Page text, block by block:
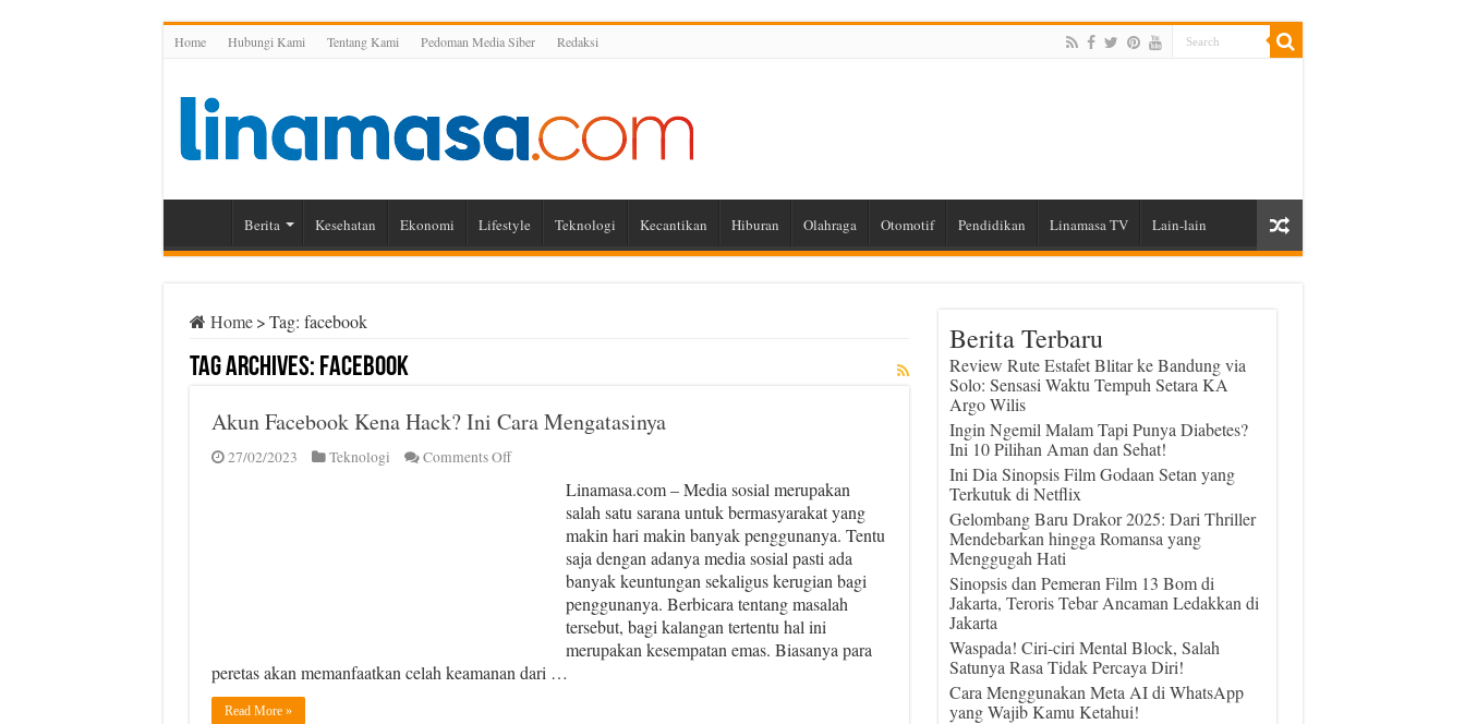
Home Hubungi Kami Tentang Kami Pedoman Media Siber Redaksi
Berita Kesehatan Ekonomi Lifestyle Teknologi Kecantikan Hiburan Olahraga Otomotif Pendidikan Linamasa TV Lain-lain
Home >Tag: facebook
Tag Archives: facebook
Akun Facebook Kena Hack? Ini Cara Mengatasinya
27/02/2023 Teknologi Comments Offon
Facebook
Mengatasinya
Linamasa.com – Media sosial merupakan
salah satu sarana untuk bermasyarakat yang
makin hari makin banyak penggunanya. Tentu
saja dengan adanya media sosial pasti ada
banyak keuntungan sekaligus kerugian bagi
penggunanya. Berbicara tentang masalah
tersebut, bagi kalangan tertentu hal ini
merupakan kesempatan emas. Biasanya para
peretas akan memanfaatkan celah keamanan dari …
Read More »
Berita Terbaru
Review Rute Estafet Blitar ke Bandung via
Solo: Sensasi Waktu Tempuh Setara KA
Argo Wilis
Ingin Ngemil Malam Tapi Punya Diabetes?
Ini 10 Pilihan Aman dan Sehat!
Ini Dia Sinopsis Film Godaan Setan yang
Terkutuk di Netflix
Gelombang Baru Drakor 2025: Dari Thriller
Mendebarkan hingga Romansa yang
Menggugah Hati
Sinopsis dan Pemeran Film 13 Bom di
Jakarta, Teroris Tebar Ancaman Ledakkan di
Jakarta
Waspada! Ciri-ciri Mental Block, Salah
Satunya Rasa Tidak Percaya Diri!
Cara Menggunakan Meta AI di WhatsApp
yang Wajib Kamu Ketahui!